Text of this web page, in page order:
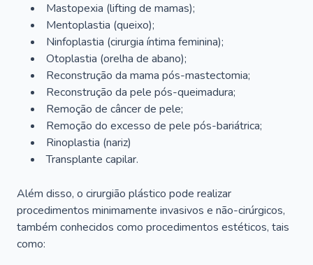
Mastopexia (lifting de mamas);
Mentoplastia (queixo);
Ninfoplastia (cirurgia íntima feminina);
Otoplastia (orelha de abano);
Reconstrução da mama pós-mastectomia;
Reconstrução da pele pós-queimadura;
Remoção de câncer de pele;
Remoção do excesso de pele pós-bariátrica;
Rinoplastia (nariz)
Transplante capilar.
Além disso, o cirurgião plástico pode realizar
procedimentos minimamente invasivos e não-cirúrgicos,
também conhecidos como procedimentos estéticos, tais
como: